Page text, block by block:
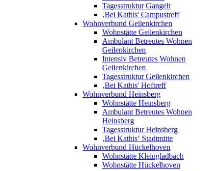
Tagesstruktur Gangelt
‚Bei Kathis' Campustreff
Wohnverbund Geilenkirchen
Wohnstätte Geilenkirchen
Ambulant Betreutes Wohnen
Geilenkirchen
Intensiv Betreutes Wohnen
Geilenkirchen
Tagesstruktur Geilenkirchen
‚Bei Kathis' Hoftreff
Wohnverbund Heinsberg
Wohnstätte Heinsberg
Ambulant Betreutes Wohnen
Heinsberg
Tagesstruktur Heinsberg
‚Bei Kathis‘ Stadtmitte
Wohnverbund Hückelhoven
Wohnstätte Kleingladbach
Wohnstätte Hückelhoven